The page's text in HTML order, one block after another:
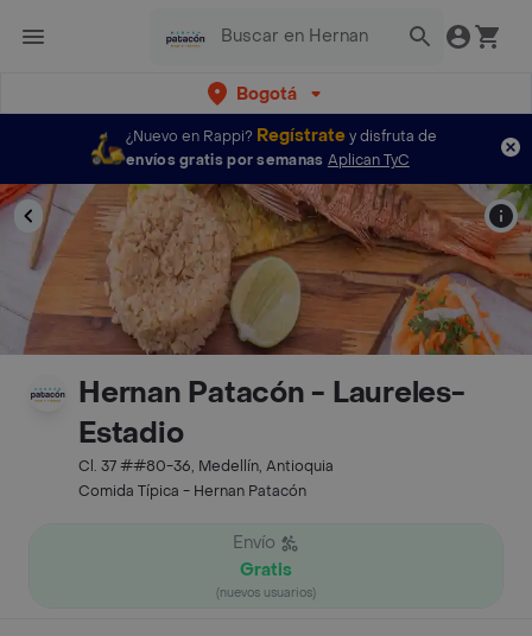
Bogotá
¿Nuevo en Rappi? Regístratey disfruta de
envíos gratis por semanas Aplican TyC
Hernan Patacón - Laureles-
Estadio
Cl. 37 ##80-36, Medellín, Antioquia
Comida Típica - Hernan Patacón
Envío
Gratis
(nuevos usuarios)